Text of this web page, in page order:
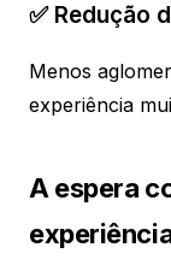
✅ Redução
Menos
experiência
A espera